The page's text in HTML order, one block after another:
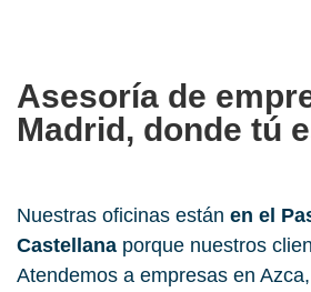
n
d
i
n
e
s
Asesoría de
Madrid, donde tú
Nuestras oficinas están en el
Castellana porque nuestros
Atendemos a empresas en